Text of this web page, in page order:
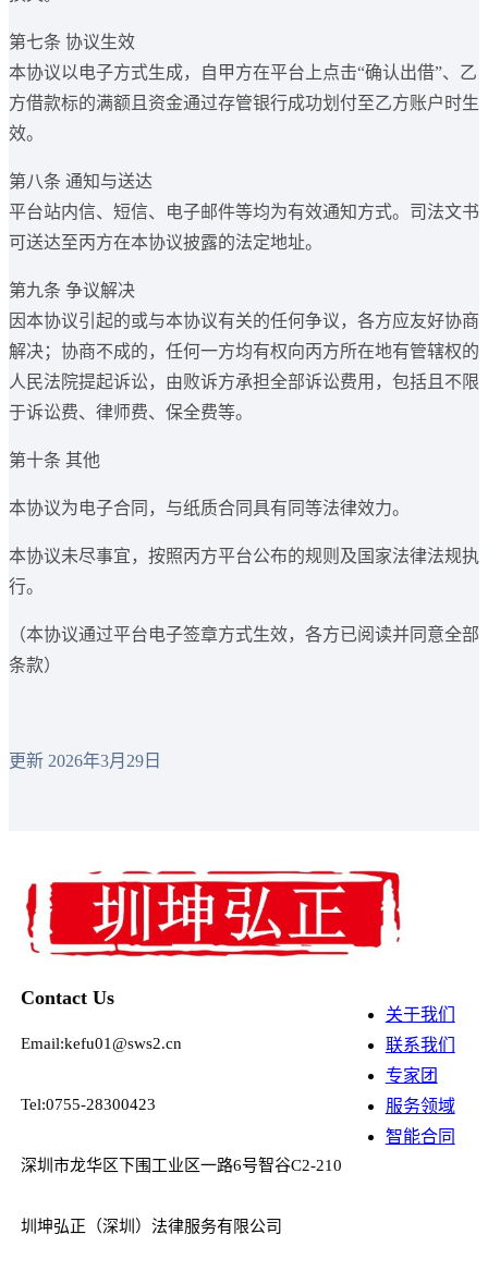
第七条 协议生效
本协议以电子方式生成，自甲方在平台上点击“确认出借”、乙
方借款标的满额且资金通过存管银行成功划付至乙方账户时生
效。
第八条 通知与送达
平台站内信、短信、电子邮件等均为有效通知方式。司法文书
可送达至丙方在本协议披露的法定地址。
第九条 争议解决
因本协议引起的或与本协议有关的任何争议，各方应友好协商
解决；协商不成的，任何一方均有权向丙方所在地有管辖权的
人民法院提起诉讼，由败诉方承担全部诉讼费用，包括且不限
于诉讼费、律师费、保全费等。
第十条 其他
本协议为电子合同，与纸质合同具有同等法律效力。
本协议未尽事宜，按照丙方平台公布的规则及国家法律法规执
行。
（本协议通过平台电子签章方式生效，各方已阅读并同意全部
条款）
更新 2026年3月29日
Contact Us
Email:kefu01@sws2.cn
Tel:0755-28300423
深圳市龙华区下围工业区一路6号智谷C2-210
圳坤弘正（深圳）法律服务有限公司
关于我们
联系我们
专家团
服务领域
智能合同